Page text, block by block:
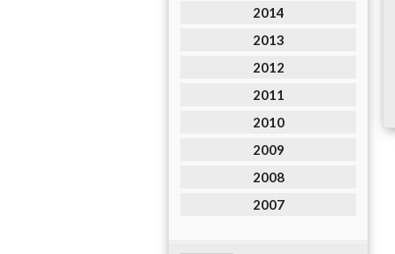
2014
2013
2012
2011
2010
2009
2008
2007